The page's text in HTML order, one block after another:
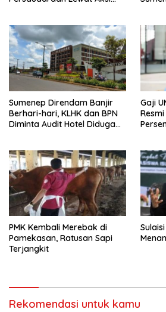
Sumenep Direndam Banjir
Berhari-hari, KLHK dan BPN
Diminta Audit Hotel Diduga
Gaji
PMK Kembali Merebak di
Pamekasan, Ratusan Sapi
Terjangkit
Rekomendasi untuk kamu